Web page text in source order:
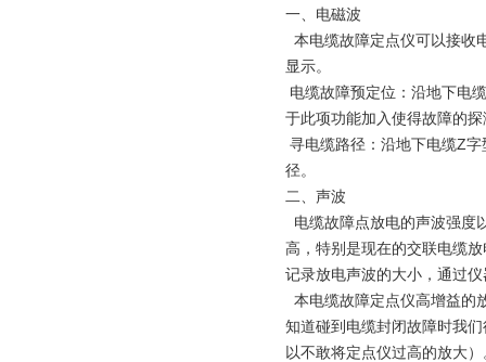
一、电磁波
本电缆故障定点仪可以接收
显示。
电缆故障预定位：沿地下电
于此项功能加入使得故障的
寻电缆路径：沿地下电缆Z
径。
二、声波
电缆故障点放电的声波强度
高，特别是现在的交联电缆
记录放电声波的大小，通过
本电缆故障定点仪高增益的
知道碰到电缆封闭故障时我
以不敢将定点仪过高的放大